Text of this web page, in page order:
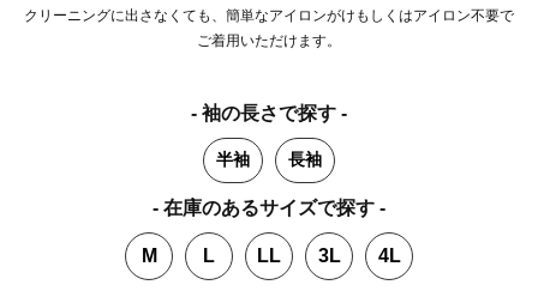
クリーニングに出さなくても、簡単なアイロンがけもしくはアイロン不要で
ご着用いただけます。
- 袖の長さで探す -
半袖 長袖
- 在庫のあるサイズで探す -
M L LL 3L 4L